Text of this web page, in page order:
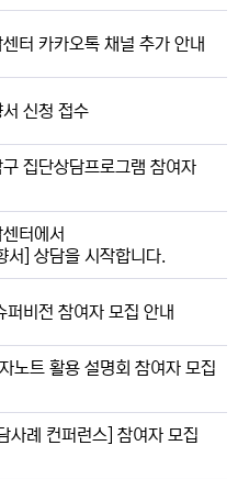
터 카카오톡 채널 추가 안내
신청 접수
집단상담프로그램 참여자
터에서
서] 상담을 시작합니다.
비전 참여자 모집 안내
노트 활용 설명회 참여자 모집
사례 컨퍼런스] 참여자 모집